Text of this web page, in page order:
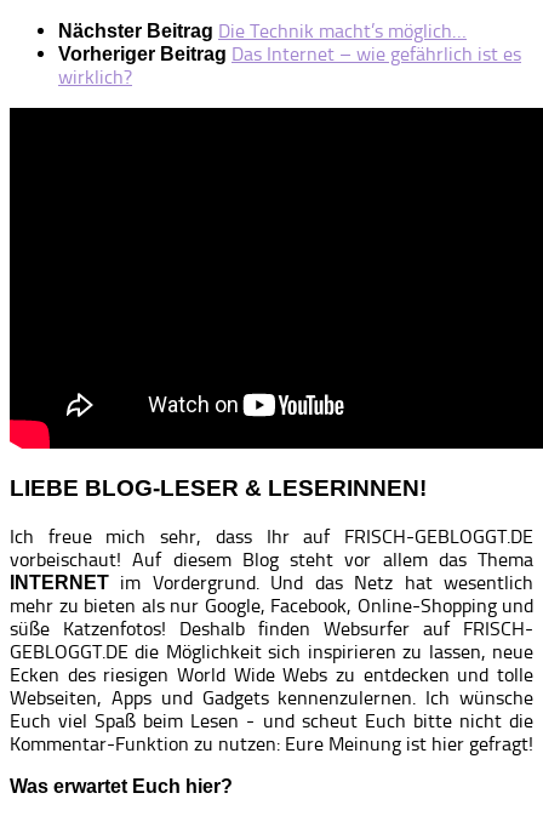
Nächster Beitrag Die Technik macht’s möglich…
Vorheriger Beitrag Das Internet – wie gefährlich ist es
wirklich?
LIEBE BLOG-LESER & LESERINNEN!
Ich freue mich sehr, dass Ihr auf FRISCH-GEBLOGGT.DE
vorbeischaut! Auf diesem Blog steht vor allem das Thema
INTERNET im Vordergrund. Und das Netz hat wesentlich
mehr zu bieten als nur Google, Facebook, Online-Shopping und
süße Katzenfotos! Deshalb finden Websurfer auf FRISCH-
GEBLOGGT.DE die Möglichkeit sich inspirieren zu lassen, neue
Ecken des riesigen World Wide Webs zu entdecken und tolle
Webseiten, Apps und Gadgets kennenzulernen. Ich wünsche
Euch viel Spaß beim Lesen - und scheut Euch bitte nicht die
Kommentar-Funktion zu nutzen: Eure Meinung ist hier gefragt!
Was erwartet Euch hier?